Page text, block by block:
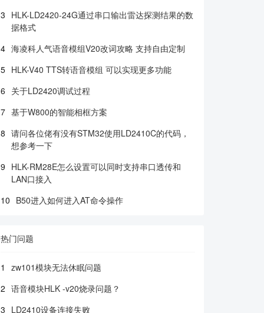
3 HLK-LD2420-24G通过串口输出雷达探测结果的数
据格式
4 海凌科人气语音模组V20改词攻略 支持自由定制
5 HLK-V40 TTS转语音模组 可以实现更多功能
6 关于LD2420调试过程
7 基于W800的智能相框方案
8 请问各位佬有没有STM32使用LD2410C的代码，
想参考一下
9 HLK-RM28E怎么设置可以同时支持串口透传和
LAN口接入
10 B50进入如何进入AT命令操作
热门问题
1
zw101模块无法休眠问题
2 语音模块HLK -v20烧录问题？
3 LD2410设备连接失败